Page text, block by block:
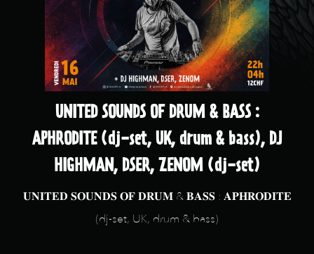
UNITED SOUNDS OF DRUM & BASS :
APHRODITE (dj-set, UK, drum & bass), DJ
HIGHMAN, DSER, ZENOM (dj-set)
𝐔𝐍𝐈𝐓𝐄𝐃 𝐒𝐎𝐔𝐍𝐃𝐒 𝐎𝐅 𝐃𝐑𝐔𝐌 & 𝐁𝐀𝐒𝐒 : 𝐀𝐏𝐇𝐑𝐎𝐃𝐈𝐓𝐄
(dj-set, UK, drum & bass)